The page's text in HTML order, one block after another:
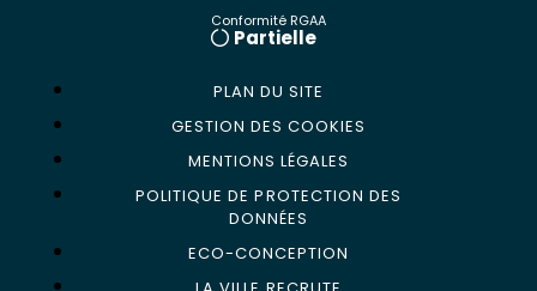
Conformité RGAA
Partielle
PLAN DU SITE
GESTION DES COOKIES
MENTIONS LÉGALES
POLITIQUE DE PROTECTION DES
DONNÉES
ECO-CONCEPTION